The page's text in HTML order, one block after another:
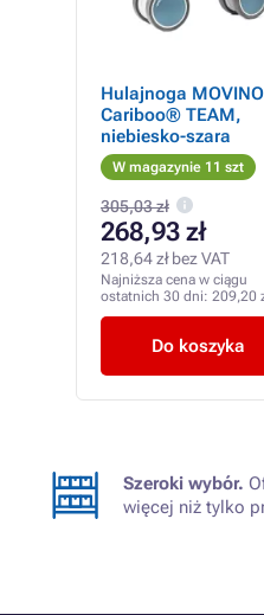
Hulajnoga MOVINO
Cariboo® TEAM,
niebiesko-szara
W magazynie 11 szt
305,03 zł
268,93 zł
218,64 zł bez VAT
Najniższa cena w ciągu
ostatnich 30 dni: 209,20
Do koszyka
Szeroki wybór.
więcej niż tylko